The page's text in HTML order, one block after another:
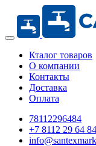
Кталог товаров
О компании
Контакты
Доставка
Оплата
78112296484
+7 8112 29 64 84